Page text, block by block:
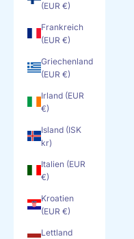
(EUR €)
Frankreich
(EUR €)
Griechenland
(EUR €)
Irland (EUR
€)
Island (ISK
kr)
Italien (EUR
€)
Kroatien
(EUR €)
Lettland